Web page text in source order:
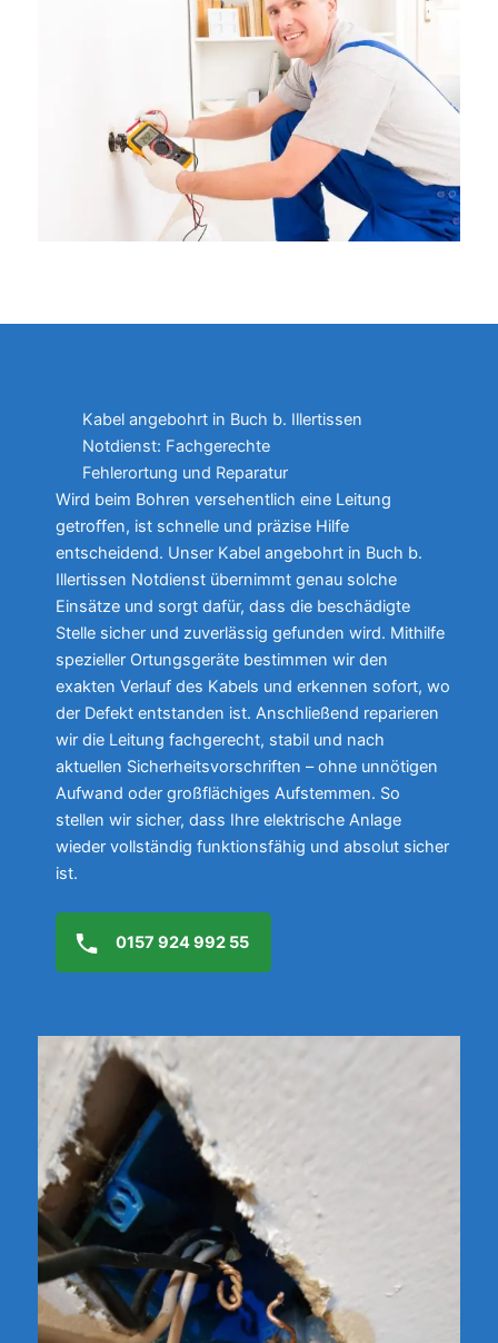
Kabel angebohrt in Buch b. Illertissen
Notdienst: Fachgerechte
Fehlerortung und Reparatur
Wird beim Bohren versehentlich eine Leitung
getroffen, ist schnelle und präzise Hilfe
entscheidend. Unser Kabel angebohrt in Buch b.
Illertissen Notdienst übernimmt genau solche
Einsätze und sorgt dafür, dass die beschädigte
Stelle sicher und zuverlässig gefunden wird. Mithilfe
spezieller Ortungsgeräte bestimmen wir den
exakten Verlauf des Kabels und erkennen sofort, wo
der Defekt entstanden ist. Anschließend reparieren
wir die Leitung fachgerecht, stabil und nach
aktuellen Sicherheitsvorschriften – ohne unnötigen
Aufwand oder großflächiges Aufstemmen. So
stellen wir sicher, dass Ihre elektrische Anlage
wieder vollständig funktionsfähig und absolut sicher
ist.
0157 924 992 55